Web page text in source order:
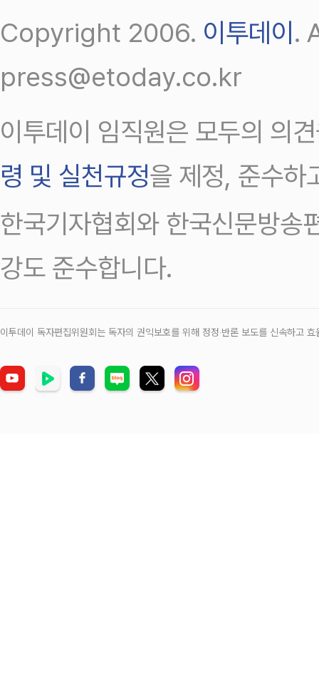
Copyright 2006. 이투데이.
press@etoday.co.kr
이투데이 임직원은 모두의 의
령 및 실천규정을 제정, 준수하
한국기자협회와 한국신문방송
강도 준수합니다.
이투데이 독자편집위원회는 독자의 권익보호를 위해 정정‧반론 보도를 신속하고